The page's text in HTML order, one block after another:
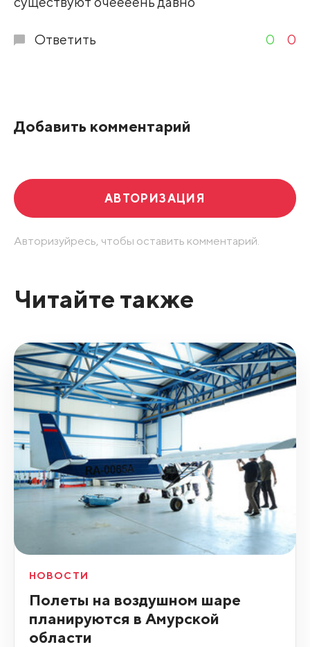
Ответить 0 0
Добавить комментарий
АВТОРИЗАЦИЯ
Авторизуйресь, чтобы оставить комментарий.
Читайте также
НОВОСТИ
Полеты на воздушном шаре
планируются в Амурской
области